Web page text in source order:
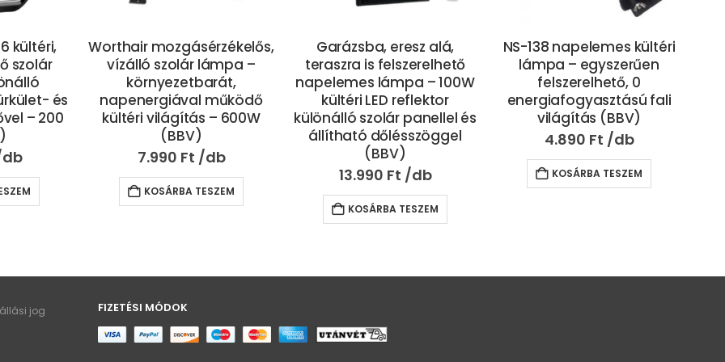
–
600W
Garázsba, eresz alá,
teraszra is felszerelhető
napelemes lámpa – 100W
kültéri LED reflektor
különálló szolár panellel és
állítható dőlésszöggel
(BBV)
13.990Ft
KOSÁRBA TESZEM
NS-138 napelemes kültéri
lámpa – egyszerűen
felszerelhető, 0
energiafogyasztású fali
világítás (BBV)
4.890Ft
KOSÁRBA TESZEM
Mozgásérzékelős,
napelemes, falra
szerelhető LED panel 7 órás
üzemidővel – 4W (BBL)
4.890Ft
KOSÁRBA TESZEM
jog
FIZETÉSI MÓDOK